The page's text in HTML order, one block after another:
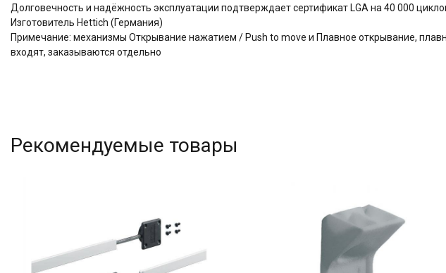
Долговечность и надёжность эксплуатации подтверждает сертификат LGA на 40 000
Изготовитель Hettich (Германия)
Примечание: механизмы Открывание нажатием / Push to move и Плавное открывание,
входят, заказываются отдельно
Рекомендуемые товары